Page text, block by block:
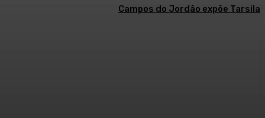
Campos do Jordão expõe Tarsila